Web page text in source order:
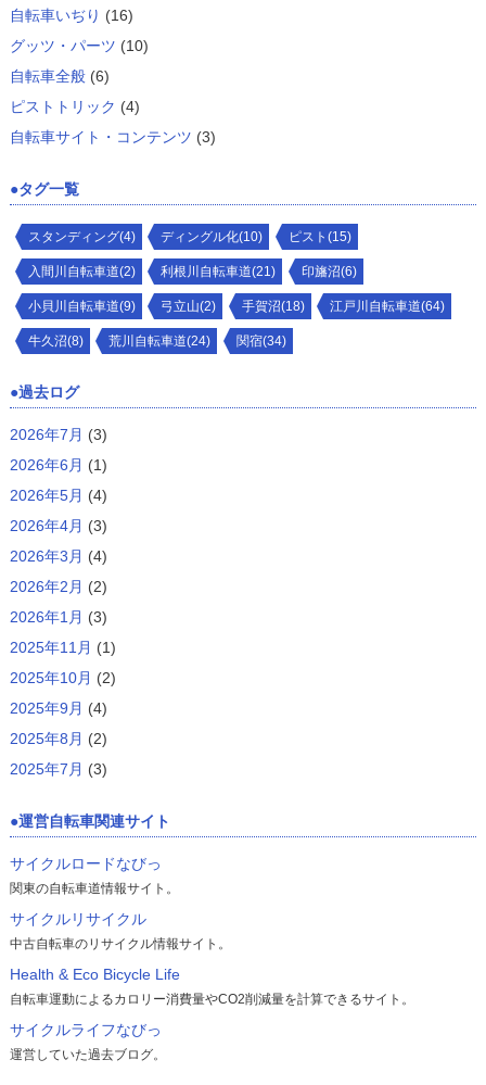
自転車いぢり (16)
グッツ・パーツ (10)
自転車全般(6)
ピストトリック (4)
自転車サイト・コンテンツ (3)
タグ一覧
スタンディング(4) ディングル化(10) ピスト(15)
入間川自転車道(2) 利根川自転車道(21) 印旛沼(6)
小貝川自転車道(9) 弓立山(2) 手賀沼(18) 江戸川自転車道(64)
牛久沼(8) 荒川自転車道(24) 関宿(34)
過去ログ
2026年7月 (3)
2026年6月 (1)
2026年5月 (4)
2026年4月 (3)
2026年3月 (4)
2026年2月 (2)
2026年1月 (3)
2025年11月 (1)
2025年10月 (2)
2025年9月 (4)
2025年8月 (2)
2025年7月 (3)
運営自転車関連サイト
サイクルロードなびっ
関東の自転車道情報サイト。
サイクルリサイクル
中古自転車のリサイクル情報サイト。
Health & Eco Bicycle Life
自転車運動によるカロリー消費量やCO2削減量を計算できるサイト。
サイクルライフなびっ
運営していた過去ブログ。